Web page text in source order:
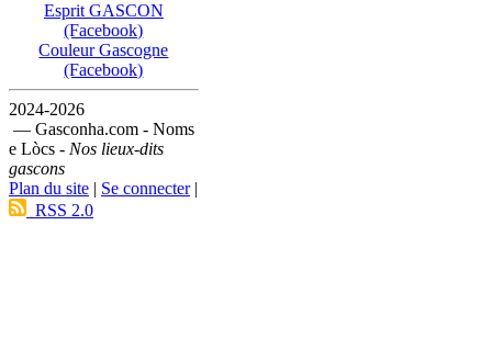
Esprit GASCON
(Facebook)
Couleur Gascogne
(Facebook)
2024-2026
— Gasconha.com - Noms
e Lòcs - Nos lieux-dits
gascons
Plan du site | Se connecter|
RSS 2.0